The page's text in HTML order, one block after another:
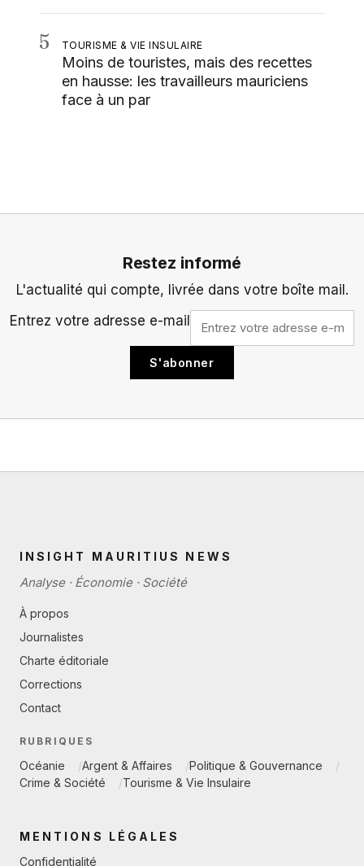
5 TOURISME & VIE INSULAIRE
Moins de touristes, mais des recettes
en hausse: les travailleurs mauriciens
face à un par
Restez informé
L'actualité qui compte, livrée dans votre boîte mail.
Entrez votre adresse e-mail
S'abonner
INSIGHT MAURITIUS NEWS
Analyse · Économie · Société
À propos
Journalistes
Charte éditoriale
Corrections
Contact
RUBRIQUES
Océanie Argent & Affaires
Politique & Gouvernance
Crime & Société
Tourisme & Vie Insulaire
MENTIONS LÉGALES
Confidentialité